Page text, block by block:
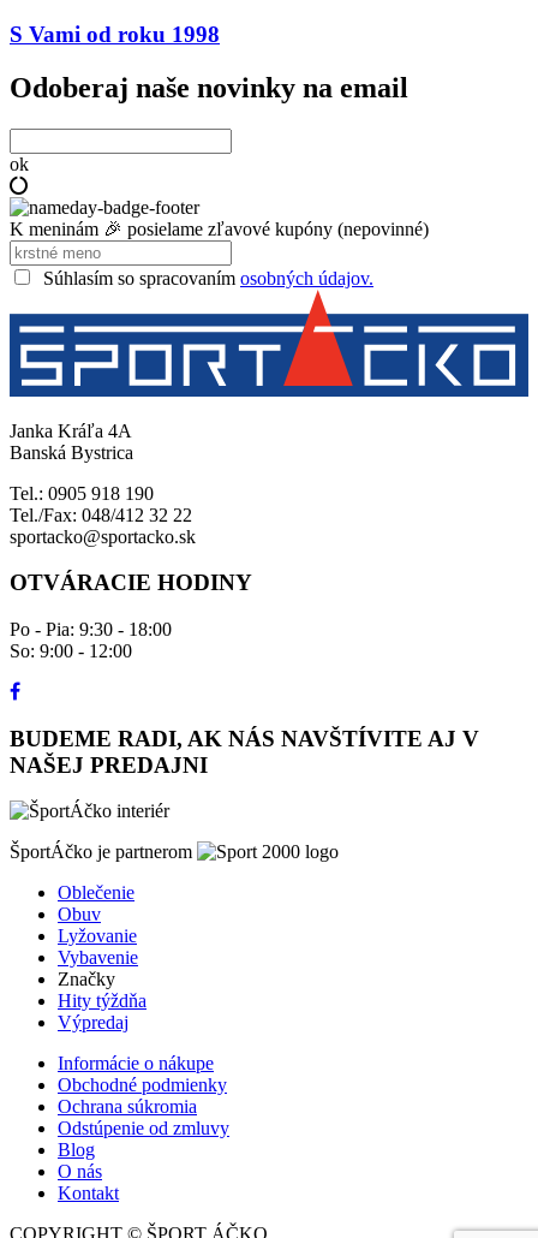
S Vami od roku 1998
Odoberaj naše novinky na email
ok
K meninám 🎉 posielame zľavové kupóny (nepovinné)
Súhlasím so spracovaním osobných údajov.
Janka Kráľa 4A
Banská Bystrica
Tel.: 0905 918 190
Tel./Fax: 048/412 32 22
sportacko@sportacko.sk
OTVÁRACIE HODINY
Po - Pia: 9:30 - 18:00
So: 9:00 - 12:00
BUDEME RADI, AK NÁS NAVŠTÍVITE AJ V
NAŠEJ PREDAJNI
ŠportÁčko je partnerom
Oblečenie
Obuv
Lyžovanie
Vybavenie
Značky
Hity týždňa
Výpredaj
Informácie o nákupe
Obchodné podmienky
Ochrana súkromia
Odstúpenie od zmluvy
Blog
O nás
Kontakt